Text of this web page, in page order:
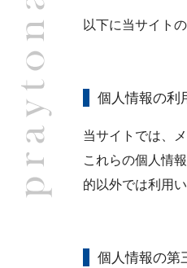
以下に当サイト
個人情報の利
当サイトでは、
これらの個人情
的以外では利用い
個人情報の第